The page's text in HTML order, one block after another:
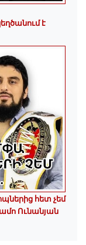
է
հետ չեմ
Ունանյան